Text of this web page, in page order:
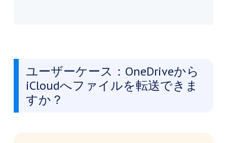
ユーザーケース：OneDriveから
iCloudへファイルを転送できま
すか？